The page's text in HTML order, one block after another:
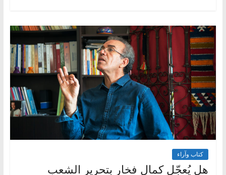
كتاب وآراء
هل يُعجّل كمال فخار بتحرير الشعب